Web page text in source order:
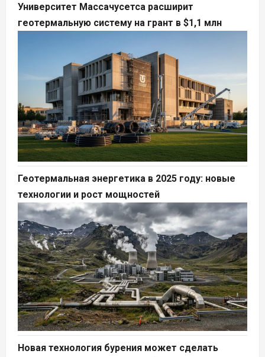
Университет Массачусетса расширит
геотермальную систему на грант в $1,1 млн
Геотермальная энергетика в 2025 году: новые
технологии и рост мощностей
Новая технология бурения может сделать